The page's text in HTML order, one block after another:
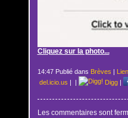
Cliquez sur la photo...
14:47 Publié dans Brèves |
del.icio.us | | Digg|
Les commentaires sont